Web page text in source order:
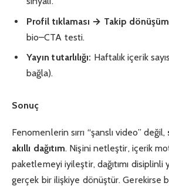
Profil tıklaması → Takip
bio–CTA testi.
Yayın tutarlılığı: Haftalık içerik
bağla).
Sonuç
Fenomenlerin sırrı “şanslı video” değil,
akıllı dağıtım. Nişini netleştir, içerik
paketlemeyi iyileştir, dağıtımı
gerçek bir ilişkiye dönüştür. Gerekirse